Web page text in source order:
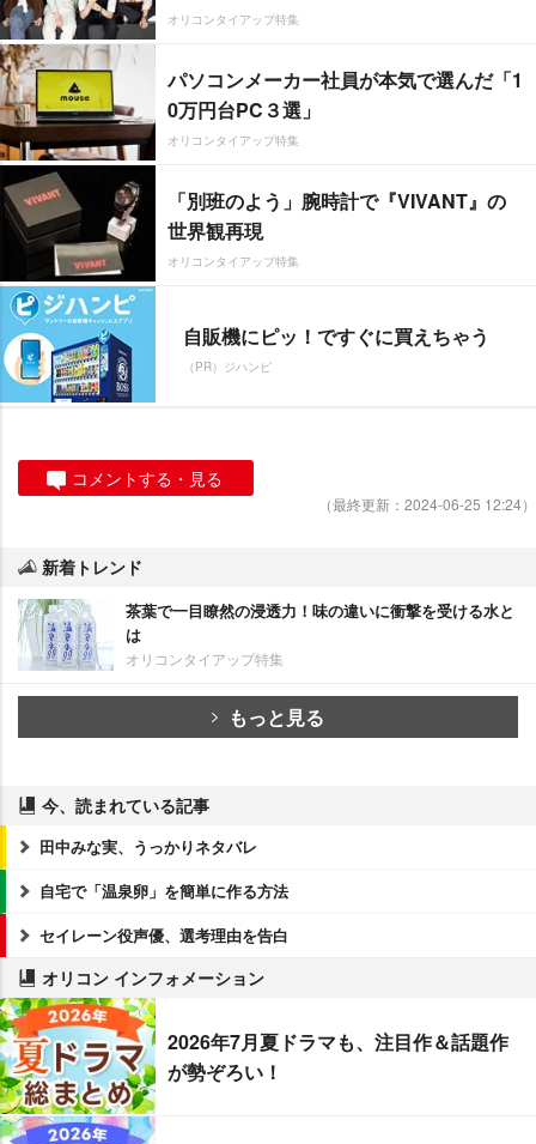
オリコンタイアップ特集
パソコンメーカー社員が本気で選んだ「1
0万円台PC３選」
オリコンタイアップ特集
「別班のよう」腕時計で『VIVANT』の
世界観再現
オリコンタイアップ特集
自販機にピッ！ですぐに買えちゃう
（PR）ジハンピ
コメントする・見る
（最終更新：2024-06-25 12:24）
新着トレンド
茶葉で一目瞭然の浸透力！味の違いに衝撃を受ける水と
は
オリコンタイアップ特集
もっと見る
今、読まれている記事
田中みな実、うっかりネタバレ
自宅で「温泉卵」を簡単に作る方法
セイレーン役声優、選考理由を告白
オリコン インフォメーション
2026年7月夏ドラマも、注目作＆話題作
が勢ぞろい！